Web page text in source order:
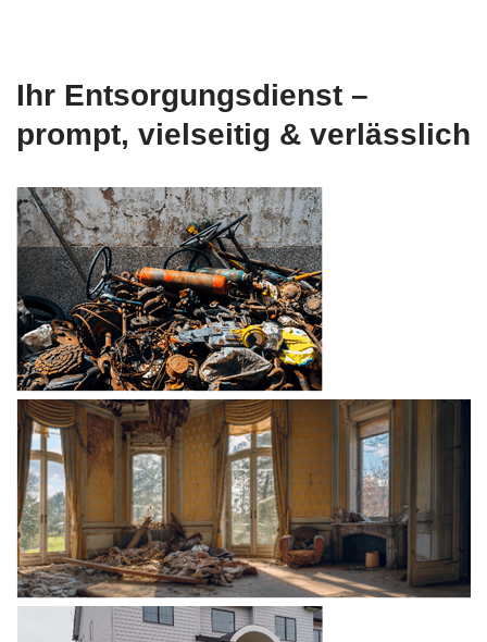
Ihr Entsorgungsdienst –
prompt, vielseitig & verlässlich